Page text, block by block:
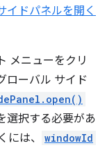
イドパネルを開く
メニューをクリ
ローバル サイド
選択する必要があ
には、
windowId